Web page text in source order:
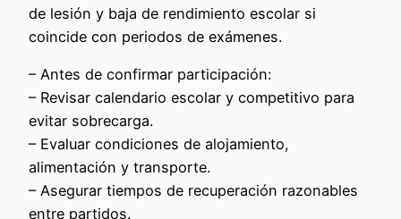
de lesión y baja de rendimiento escolar si
coincide con periodos de exámenes.
– Antes de confirmar participación:
– Revisar calendario escolar y competitivo para
evitar sobrecarga.
– Evaluar condiciones de alojamiento,
alimentación y transporte.
– Asegurar tiempos de recuperación razonables
entre partidos.